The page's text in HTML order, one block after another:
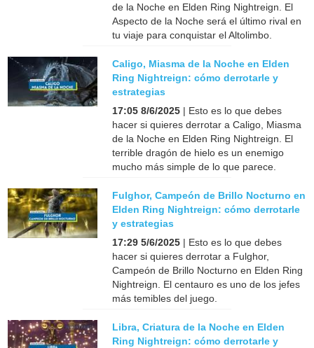
de la Noche en Elden Ring Nightreign. El
Aspecto de la Noche será el último rival en
tu viaje para conquistar el Altolimbo.
Caligo, Miasma de la Noche en Elden
Ring Nightreign: cómo derrotarle y
estrategias
17:05 8/6/2025 | Esto es lo que debes
hacer si quieres derrotar a Caligo, Miasma
de la Noche en Elden Ring Nightreign. El
terrible dragón de hielo es un enemigo
mucho más simple de lo que parece.
Fulghor, Campeón de Brillo Nocturno en
Elden Ring Nightreign: cómo derrotarle
y estrategias
17:29 5/6/2025 | Esto es lo que debes
hacer si quieres derrotar a Fulghor,
Campeón de Brillo Nocturno en Elden Ring
Nightreign. El centauro es uno de los jefes
más temibles del juego.
Libra, Criatura de la Noche en Elden
Ring Nightreign: cómo derrotarle y